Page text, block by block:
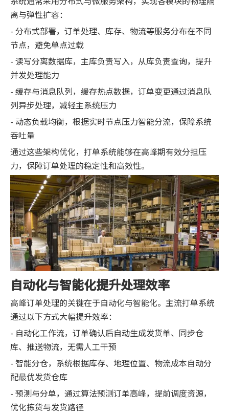
离与弹性扩容：
- 分布式部署，订单处理、库存、物流等服务分布在不同
节点，避免单点过载
- 读写分离数据库，主库负责写入，从库负责查询，提升
并发处理能力
- 缓存与消息队列，缓存热点数据，订单变更通过消息队
列异步处理，减轻主系统压力
- 动态负载均衡，根据实时节点压力智能分流，保障系统
吞吐量
通过这些架构优化，打单系统能够在高峰期有效分担压
力，保障订单处理的稳定性和高效性。
自动化与智能化提升处理效率
高峰订单处理的关键在于自动化与智能化。主流打单系统
通过以下方式大幅提升效率：
- 自动化工作流，订单确认后自动生成发货单、同步仓
库、推送物流，无需人工干预
- 智能分仓，系统根据库存、地理位置、物流成本自动分
配最优发货仓库
- 预测与分单，通过算法预测订单高峰，提前调度资源，
优化拣货与发货路径